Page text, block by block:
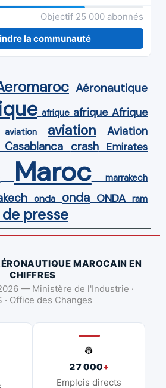
Objectif 25 000 abonnés
la communauté
Aéronautique
afrique afrique Afrique
aviation aviation Aviation
Casablanca crash Emirates
Maroc marrakech
onda onda ONDA ram
presse
MAROCAIN EN
CHIFFRES
— Ministère de l'Industrie ·
· Office des Changes
👷
27 000+
Emplois directs